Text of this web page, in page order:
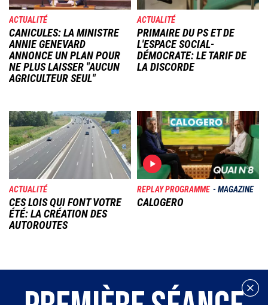
ACTUALITÉ
CANICULES: LA MINISTRE
ANNIE GENEVARD
ANNONCE UN PLAN POUR
NE PLUS LAISSER "AUCUN
AGRICULTEUR SEUL"
ACTUALITÉ
PRIMAIRE DU PS ET DE
L'ESPACE SOCIAL-
DÉMOCRATE: LE TARIF DE
LA DISCORDE
Image
ACTUALITÉ
CES LOIS QUI FONT VOTRE
ÉTÉ: LA CRÉATION DES
AUTOROUTES
Image
REPLAY PROGRAMME MAGAZINE
CALOGERO